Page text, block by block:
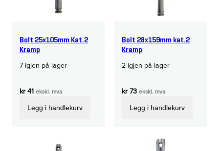
Bolt 25x105mm Kat.2
Kramp
7 igjen på lager
kr41 ekskl. mva
Legg i handlekurv
Bolt 28x159mm kat.2
Kramp
2 igjen på lager
kr73 ekskl. mva
Legg i handlekurv